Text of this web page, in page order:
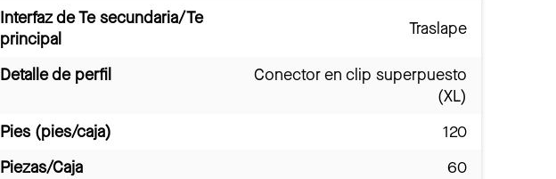
Interfaz de Te secundaria/Te
principal
Traslape
Detalle de perfil
Conector en clip superpuesto
(XL)
Pies (pies/caja)
120
Piezas/Caja
60